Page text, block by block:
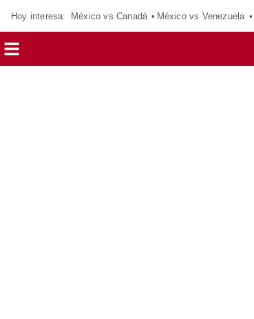
Hoy interesa: México vs Canadá México vs Venezuela